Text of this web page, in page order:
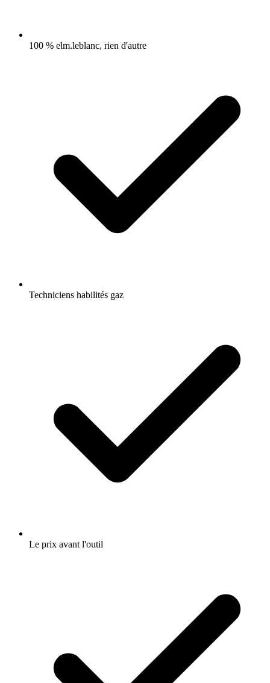
100 % elm.leblanc, rien d'autre
Techniciens habilités gaz
Le prix avant l'outil